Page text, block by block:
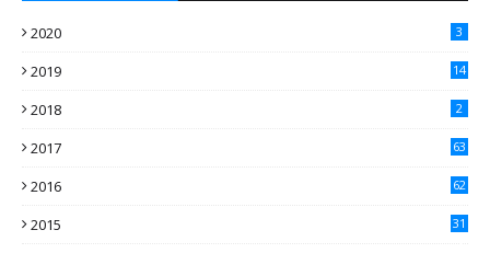
2020 3
2019 14
2018 2
2017 63
2016
62
2015
31